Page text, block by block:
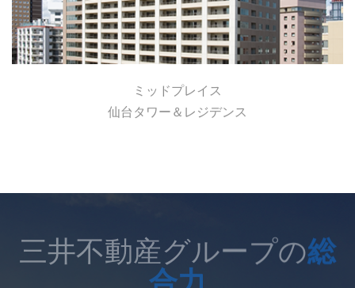
ミッドプレイス
仙台タワー＆レジデンス
三井不動産グループの 総
合力